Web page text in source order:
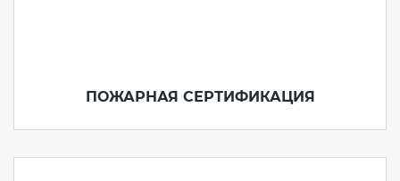
ПОЖАРНАЯ СЕРТИФИКАЦИЯ